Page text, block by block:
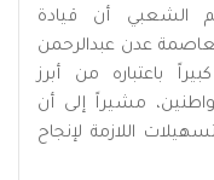
الشعبي أن قيادة
عدن عبدالرحمن
باعتباره من أبرز
مشيراً إلى أن
اللازمة لإنجاح